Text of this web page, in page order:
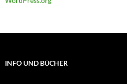
INFO UND BÜCHER